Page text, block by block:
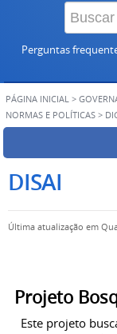
Perguntas
PÁGINA INICIAL >
NORMAS E POLÍTICAS >
DISAI
Última atualização em
Projeto
Este projeto